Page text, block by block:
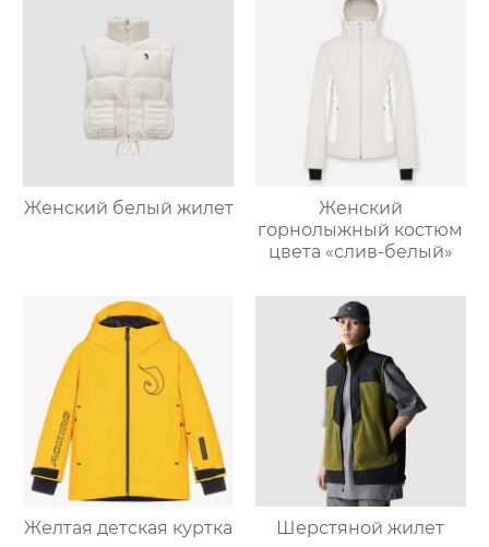
Женский белый жилет
Женский
горнолыжный костюм
цвета «слив-белый»
Желтая детская куртка Шерстяной жилет